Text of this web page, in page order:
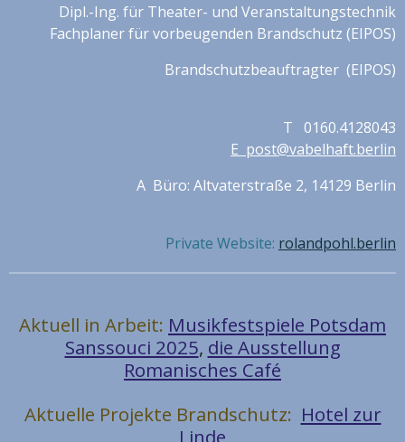
Dipl.-Ing. für Theater- und Veranstaltungstechnik
Fachplaner für vorbeugenden Brandschutz (EIPOS)
Brandschutzbeauftragter (EIPOS)
T 0160.4128043
E post@vabelhaft.berlin
A Büro: Altvaterstraße 2, 14129 Berlin
Private Website: rolandpohl.berlin
Aktuell in Arbeit: Musikfestspiele Potsdam
Sanssouci 2025, die Ausstellung
Romanisches Café
Aktuelle Projekte Brandschutz: Hotel zur
Linde